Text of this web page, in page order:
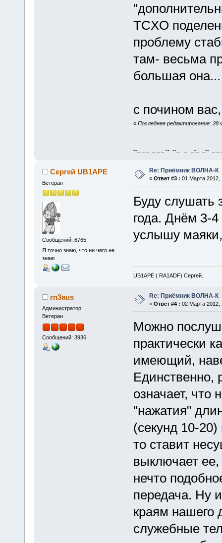
TCXO
проблему
там- весьма
большая она...
с почином
« Последнее редактирование: 28
--_ _ _ _ _ _ -- --_ _ _-_ _-- _ _
Сергей UB1APE
Ветеран
Сообщений: 6765
Я точно знаю, что ни чего не
знаю
Re: Приёмник ВОЛНА-К
« Ответ #3 : 01 Марта 2012,
Буду слушать
года. Днём 3-
услышу
UB1APE ( RA1ADF) Сергей.
rn3aus
Администратор
Ветеран
Сообщений: 3936
Re: Приёмник ВОЛНА-К
« Ответ #4 : 02 Марта 2012,
Можно
практически
имеющий,
Единственно,
означает,
"нажатия"
(секунд 10-
то ставит
выключает
нечто
передача. Ну
краям нашего
служебные